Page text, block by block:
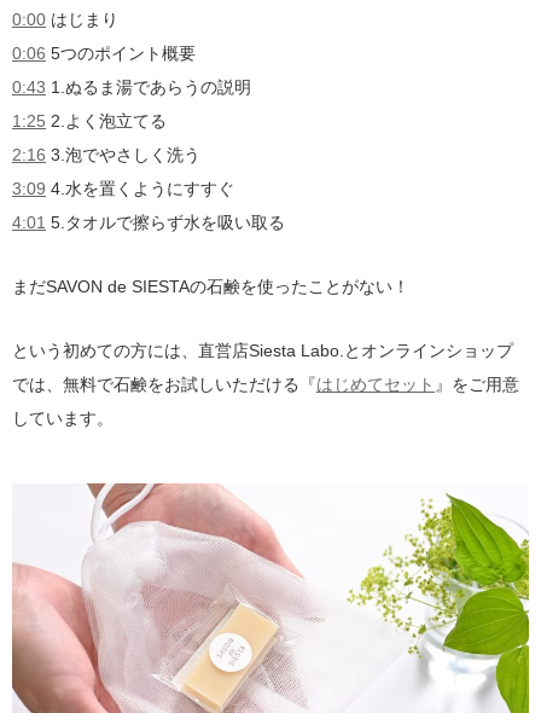
0:00 はじまり
0:06 5つのポイント概要
0:43 1.ぬるま湯であらうの説明
1:25 2.よく泡立てる
2:16 3.泡でやさしく洗う
3:09 4.水を置くようにすすぐ
4:01 5.タオルで擦らず水を吸い取る
まだSAVON de SIESTAの石鹸を使ったことがない！
という初めての方には、直営店Siesta Labo.とオンラインショップ
では、無料で石鹸をお試しいただける『はじめてセット 』をご用意
しています。